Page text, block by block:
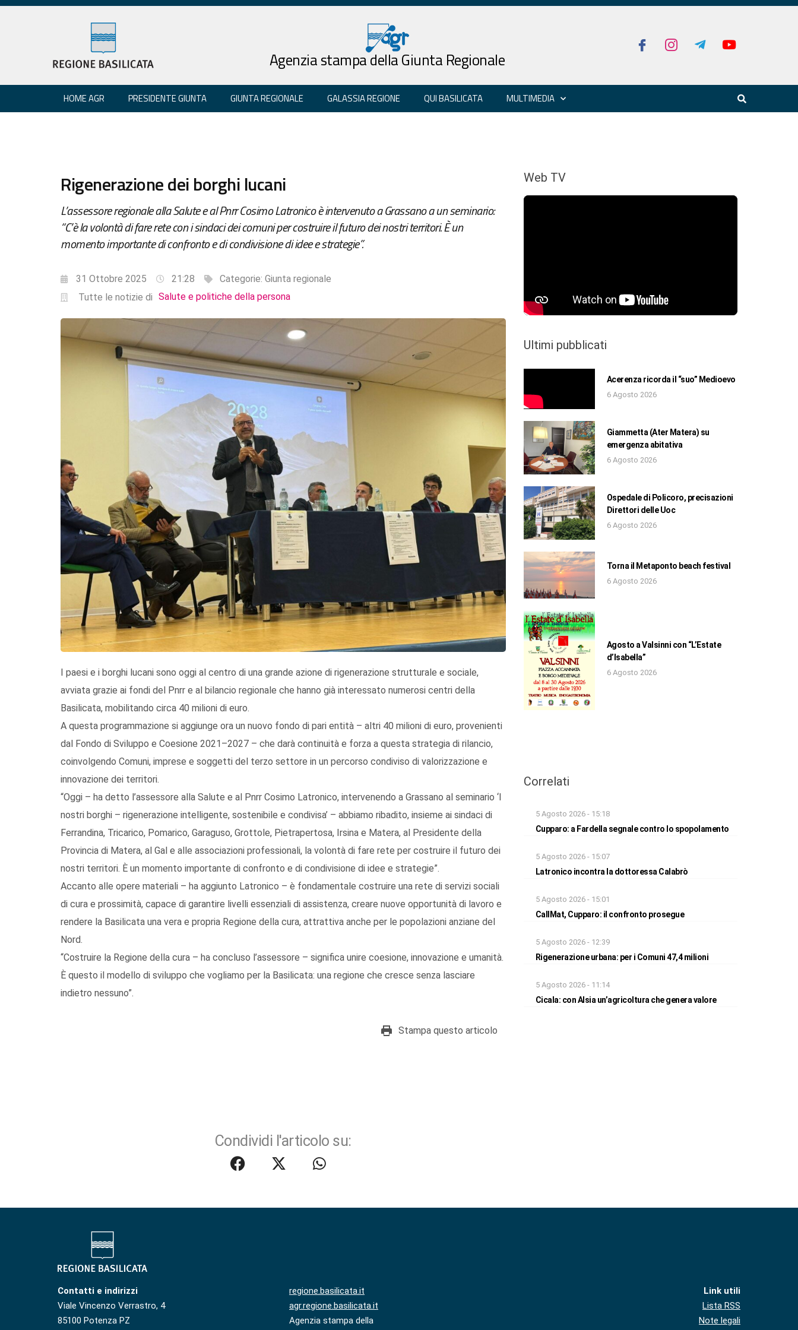
Agenzia stampa della Giunta Regionale
HOME AGR PRESIDENTE GIUNTA GIUNTA REGIONALE GALASSIA REGIONE QUI BASILICATA MULTIMEDIA
Rigenerazione dei borghi lucani
L’assessore regionale alla Salute e al Pnrr Cosimo Latronico è intervenuto a Grassano a un seminario:
“C’è la volontà di fare rete con i sindaci dei comuni per costruire il futuro dei nostri territori. È un
momento importante di confronto e di condivisione di idee e strategie”.
31 Ottobre 2025 21:28 Categorie: Giunta regionale
Tutte le notizie di Salute e politiche della persona
I paesi e i borghi lucani sono oggi al centro di una grande azione di rigenerazione strutturale e sociale,
avviata grazie ai fondi del Pnrr e al bilancio regionale che hanno già interessato numerosi centri della
Basilicata, mobilitando circa 40 milioni di euro.
A questa programmazione si aggiunge ora un nuovo fondo di pari entità – altri 40 milioni di euro, provenienti
dal Fondo di Sviluppo e Coesione 2021–2027 – che darà continuità e forza a questa strategia di rilancio,
coinvolgendo Comuni, imprese e soggetti del terzo settore in un percorso condiviso di valorizzazione e
innovazione dei territori.
“Oggi – ha detto l’assessore alla Salute e al Pnrr Cosimo Latronico, intervenendo a Grassano al seminario ‘I
nostri borghi – rigenerazione intelligente, sostenibile e condivisa’ – abbiamo ribadito, insieme ai sindaci di
Ferrandina, Tricarico, Pomarico, Garaguso, Grottole, Pietrapertosa, Irsina e Matera, al Presidente della
Provincia di Matera, al Gal e alle associazioni professionali, la volontà di fare rete per costruire il futuro dei
nostri territori. È un momento importante di confronto e di condivisione di idee e strategie”.
Accanto alle opere materiali – ha aggiunto Latronico – è fondamentale costruire una rete di servizi sociali
di cura e prossimità, capace di garantire livelli essenziali di assistenza, creare nuove opportunità di lavoro e
rendere la Basilicata una vera e propria Regione della cura, attrattiva anche per le popolazioni anziane del
Nord.
“Costruire la Regione della cura – ha concluso l’assessore – significa unire coesione, innovazione e umanità.
È questo il modello di sviluppo che vogliamo per la Basilicata: una regione che cresce senza lasciare
indietro nessuno”.
Stampa questo articolo
Condividi l'articolo su:
Web TV
Ultimi pubblicati
Acerenza ricorda il “suo” Medioevo
6 Agosto 2026
Giammetta (Ater Matera) su
emergenza abitativa
6 Agosto 2026
Ospedale di Policoro, precisazioni
Direttori delle Uoc
6 Agosto 2026
Torna il Metaponto beach festival
6 Agosto 2026
Agosto a Valsinni con “L’Estate
d’Isabella”
6 Agosto 2026
Correlati
5 Agosto 2026 - 15:18
Cupparo: a Fardella segnale contro lo spopolamento
5 Agosto 2026 - 15:07
Latronico incontra la dottoressa Calabrò
5 Agosto 2026 - 15:01
CallMat, Cupparo: il confronto prosegue
5 Agosto 2026 - 12:39
Rigenerazione urbana: per i Comuni 47,4 milioni
5 Agosto 2026 - 11:14
Cicala: con Alsia un’agricoltura che genera valore
Contatti e indirizzi
Viale Vincenzo Verrastro, 4
85100 Potenza PZ
regione.basilicata.it
agr.regione.basilicata.it
Agenzia stampa della
Link utili
Lista RSS
Note legali